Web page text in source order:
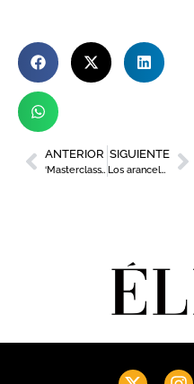
ANTERIOR
‘Masterclass’ de José Hernández (Juver) en el segundo CEO University de Murcia Diario
SIGUIENTE
Los aranceles, la jornada laboral y la necesidad de presupuestos centran la Asamblea General de CROEM